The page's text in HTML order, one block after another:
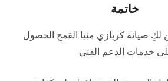
خاتمة
لكِ صيانة كريازي منيا القمح الحصول
خدمات الدعم الفني